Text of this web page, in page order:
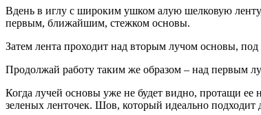
Вдень в иглу с широким ушком алую шелковую
первым, ближайшим, стежком основы.
Затем лента проходит над вторым лучом основы,
Продолжай работу таким же образом – над первым
Когда лучей основы уже не будет видно, протащи ее
зеленых ленточек. Шов, который идеально подходит